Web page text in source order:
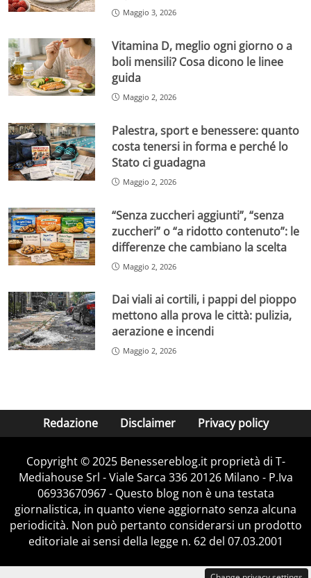
Maggio 3, 2026
Vitamina D, meglio ogni giorno o a
boli mensili? Cosa dicono le linee
guida
Maggio 2, 2026
Palestra, sport e benessere: quanto
costa tenersi in forma e perché lo
Stato ci guadagna
Maggio 2, 2026
“Senza zuccheri aggiunti”, “senza
zuccheri” o “a ridotto contenuto”: le
differenze che cambiano la scelta
Maggio 2, 2026
Dai viali ai cortili, i pappi del pioppo
mettono alla prova le città: pulizia,
aerazione e incendi
Maggio 2, 2026
Redazione Disclaimer Privacy policy
Copyright © 2025 Benessereblog.it proprietà di T-
Mediahouse Srl - Viale Sarca 336 20126 Milano - P.Iva
06933670967 - Questo blog non è una testata
giornalistica, in quanto viene aggiornato senza alcuna
periodicità. Non può pertanto considerarsi un prodotto
editoriale ai sensi della legge n. 62 del 07.03.2001